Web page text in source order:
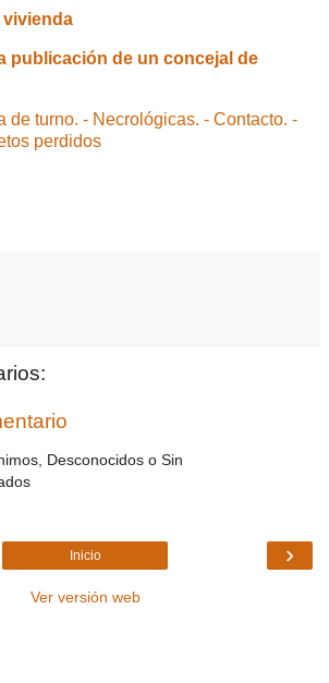
vivienda
publicación de un concejal de
de turno. - Necrológicas. - Contacto. -
perdidos
Desconocidos o Sin
›
Inicio
Ver versión web